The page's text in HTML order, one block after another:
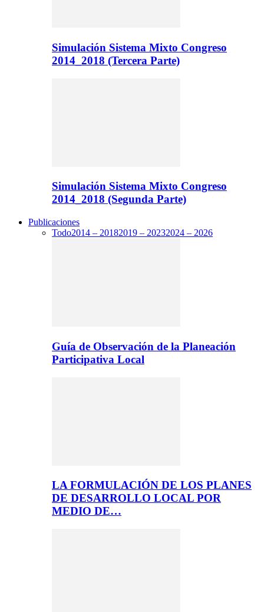
Simulación Sistema Mixto Congreso
2014_2018 (Tercera Parte)
Simulación Sistema Mixto Congreso
2014_2018 (Segunda Parte)
Publicaciones
Todo2014 – 20182019 – 20232024 – 2026
Guía de Observación de la Planeación
Participativa Local
LA FORMULACIÓN DE LOS PLANES
DE DESARROLLO LOCAL POR
MEDIO DE…